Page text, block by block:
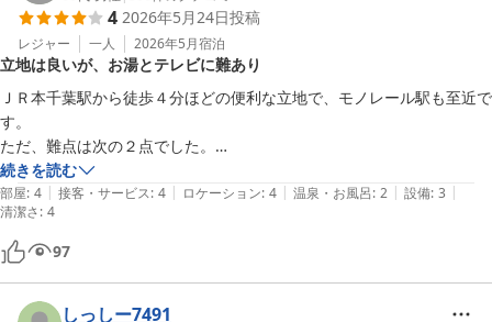
4 2026年5月24日投稿
レジャー 一人 2026年5月宿泊
立地は良いが、お湯とテレビに難あり
ＪＲ本千葉駅から徒歩４分ほどの便利な立地で、モノレール駅も至近で
す。
ただ、難点は次の２点でした。
①浴槽のお湯の出が悪い。お湯が張るまで３０分近くかかってしまい、
その後の予定が若干狂いました。
②テレビが小さい上に地上波しか入らず、リモコンにｄボタンもない。
テレビが目的で泊まる訳ではありませんが、今どき地上波だけというの
は物足りません。又、旅行中はｄボタンで細かいエリアの天気予報で確
認していますが、それがないのは不便です。
続きを読む
部屋: 4 | 接客・サービス: 4 | ロケーション: 4 | 温泉・お風呂: 2 | 設備: 3 |
清潔さ: 4
97
しっしー7491